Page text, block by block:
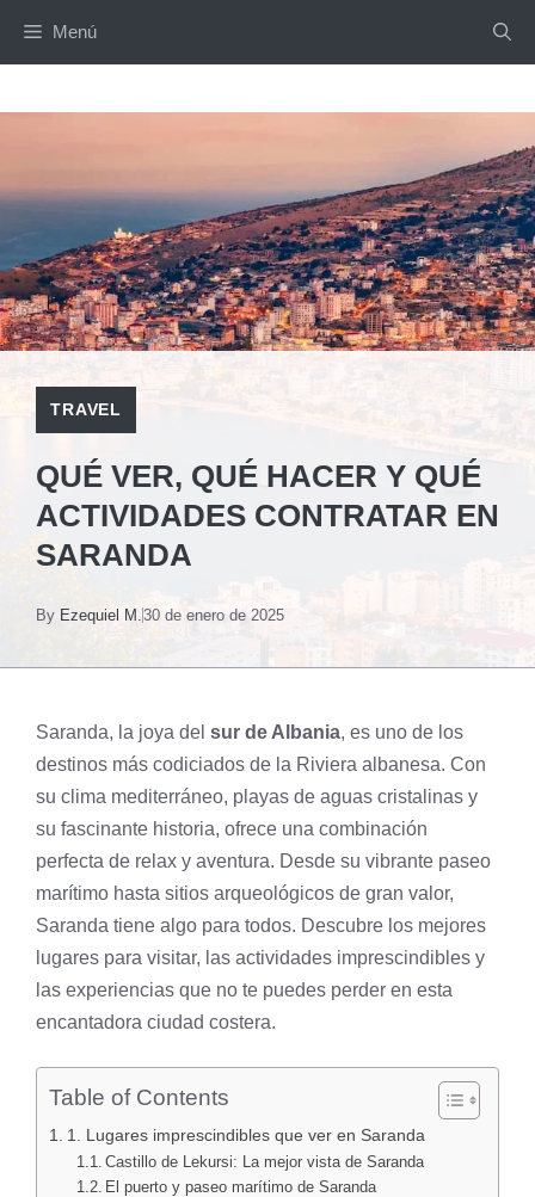
Menú
TRAVEL
QUÉ VER, QUÉ HACER Y QUÉ
ACTIVIDADES CONTRATAR EN
SARANDA
By Ezequiel M.30 de enero de 2025
Saranda, la joya del sur de Albania, es uno de los
destinos más codiciados de la Riviera albanesa. Con
su clima mediterráneo, playas de aguas cristalinas y
su fascinante historia, ofrece una combinación
perfecta de relax y aventura. Desde su vibrante paseo
marítimo hasta sitios arqueológicos de gran valor,
Saranda tiene algo para todos. Descubre los mejores
lugares para visitar, las actividades imprescindibles y
las experiencias que no te puedes perder en esta
encantadora ciudad costera.
Table of Contents
1. Lugares imprescindibles que ver en Saranda
Castillo de Lekursi: La mejor vista de Saranda
El puerto y paseo marítimo de Saranda